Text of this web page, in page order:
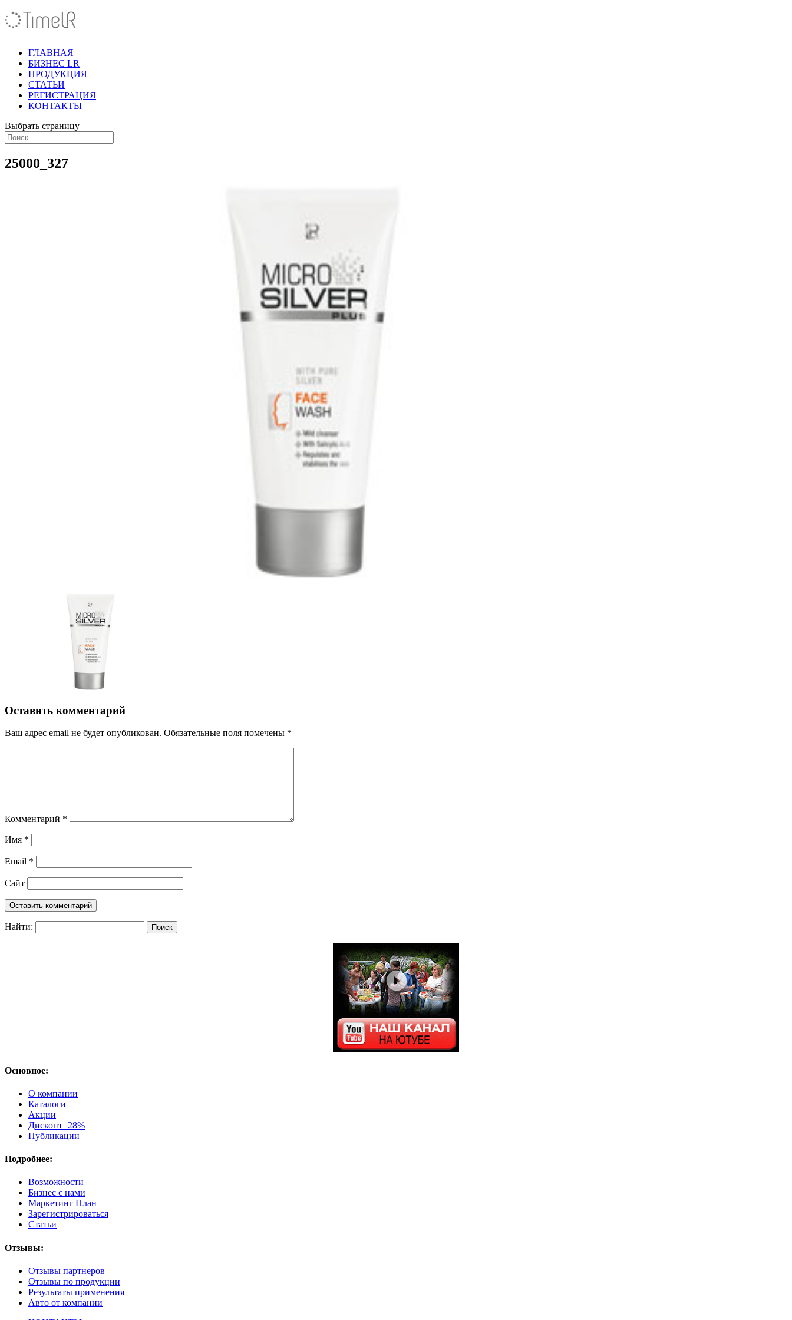
ГЛАВНАЯ
БИЗНЕС LR
ПРОДУКЦИЯ
СТАТЬИ
РЕГИСТРАЦИЯ
КОНТАКТЫ
Выбрать страницу
25000_327
Оставить комментарий
Ваш адрес email не будет опубликован. Обязательные поля помечены *
Комментарий *
Имя *
Email *
Сайт
Найти:
Основное:
О компании
Каталоги
Акции
Дисконт=28%
Публикации
Подробнее:
Возможности
Бизнес с нами
Маркетинг План
Зарегистрироваться
Статьи
Отзывы:
Отзывы партнеров
Отзывы по продукции
Результаты применения
Авто от компании